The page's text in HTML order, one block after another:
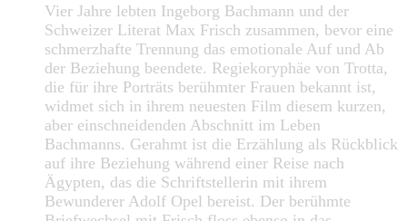
Vier Jahre lebten Ingeborg Bachmann und der
Schweizer Literat Max Frisch zusammen, bevor eine
schmerzhafte Trennung das emotionale Auf und Ab
der Beziehung beendete. Regiekoryphäe von Trotta,
die für ihre Porträts berühmter Frauen bekannt ist,
widmet sich in ihrem neuesten Film diesem kurzen,
aber einschneidenden Abschnitt im Leben
Bachmanns. Gerahmt ist die Erzählung als Rückblick
auf ihre Beziehung während einer Reise nach
Ägypten, das die Schriftstellerin mit ihrem
Bewunderer Adolf Opel bereist. Der berühmte